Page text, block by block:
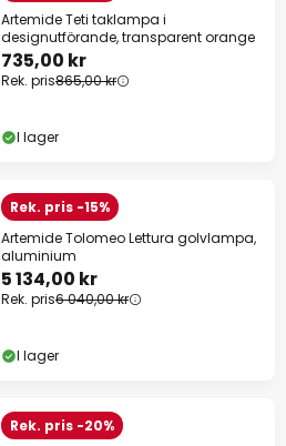
Artemide Teti taklampa i
designutförande, transparent orange
735,00 kr
Rek. pris865,00 kr
I lager
Rek. pris -15%
Artemide Tolomeo Lettura golvlampa,
aluminium
5 134,00 kr
Rek. pris6 040,00 kr
I lager
Rek. pris -20%